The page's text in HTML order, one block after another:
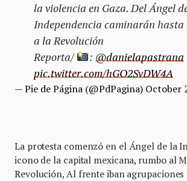
la violencia en Gaza. Del Ángel
Independencia caminarán hasta
a la Revolución
Reporta/
: @danielapastrana
pic.twitter.com/hGO2SvDW4A
— Pie de Página (@PdPagina) October
La protesta comenzó en el Ángel de la
icono de la capital mexicana, rumbo al
Revolución, Al frente iban agrupaciones